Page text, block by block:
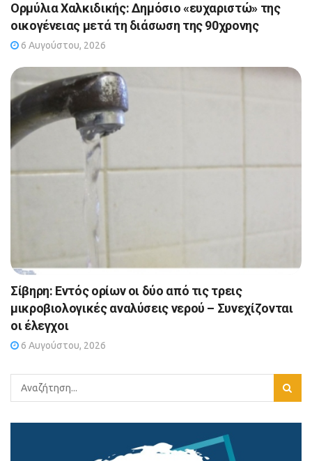
Ορμύλια Χαλκιδικής: Δημόσιο «ευχαριστώ» της
οικογένειας μετά τη διάσωση της 90χρονης
6 Αυγούστου, 2026
Σίβηρη: Εντός ορίων οι δύο από τις τρεις
μικροβιολογικές αναλύσεις νερού – Συνεχίζονται
οι έλεγχοι
6 Αυγούστου, 2026